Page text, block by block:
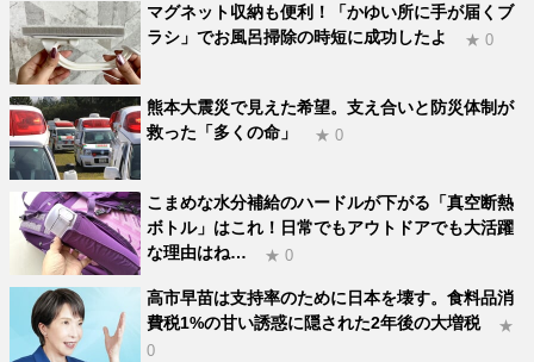
マグネット収納も便利！「かゆい所に手が届くブ
ラシ」でお風呂掃除の時短に成功したよ
★ 0
熊本大震災で見えた希望。支え合いと防災体制が
救った「多くの命」
★ 0
こまめな水分補給のハードルが下がる「真空断熱
ボトル」はこれ！日常でもアウトドアでも大活躍
な理由はね…
★ 0
高市早苗は支持率のために日本を壊す。食料品消
費税1%の甘い誘惑に隠された2年後の大増税
★
0